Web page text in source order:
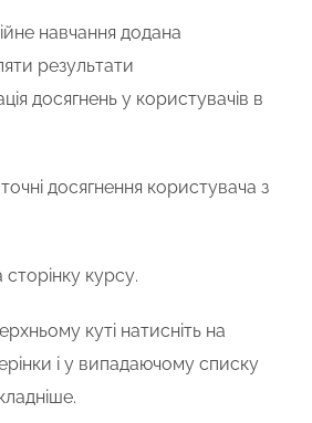
навчання додана
результати
досягнень у користувачів в
досягнення користувача з
сторінку курсу.
куті натисніть на
і у випадаючому списку
.